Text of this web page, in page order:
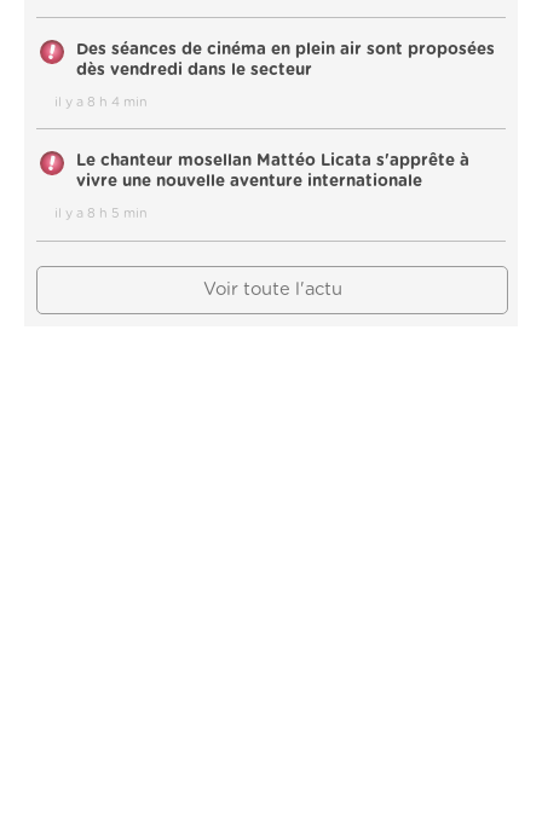
Des séances de cinéma en plein air sont proposées
dès vendredi dans le secteur
il y a 8 h 4 min
Le chanteur mosellan Mattéo Licata s'apprête à
vivre une nouvelle aventure internationale
il y a 8 h 5 min
Voir toute l'actu